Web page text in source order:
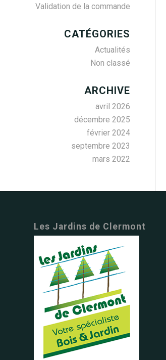
Validation de la commande
CATÉGORIES
Actualités
Non classé
ARCHIVE
avril 2026
décembre 2025
février 2024
septembre 2023
mars 2022
Les Jardins de Clermont